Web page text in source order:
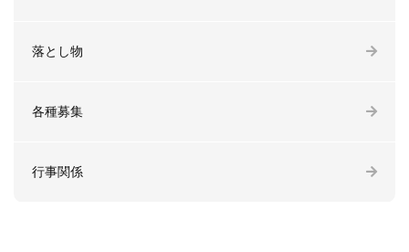
落とし物
各種募集
行事関係